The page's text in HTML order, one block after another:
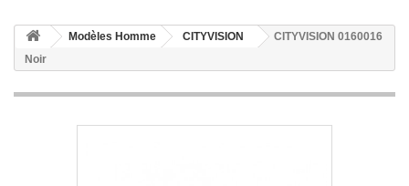
Modèles Homme CITYVISION
CITYVISION 0160016
Noir